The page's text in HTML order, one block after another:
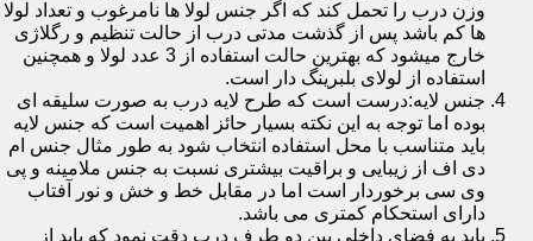
وزن درب را تحمل کند که اگر جنس لولا ها نامرغوب و تعداد لولا
ها کم باشد پس از گذشت مدتی درب از حالت تنظیم و رگلاژی
خارج میشود که بهترین حالت استفاده از 3 عدد لولا و همچنین
استفاده از لولای بلبرینگ دار است.
جنس لایه:درست است که طرح لایه درب به صورت سلیقه ای
بوده اما توجه به این نکته بسیار حائز اهمیت است که جنس لایه
باید متناسب با محل استفاده انتخاب شود به طور مثال جنس ام
دی اف از زیبایی و براقیت بیشتری نسبت به جنس ملامینه و پی
وی سی برخوردار است اما در مقابل خط و خش و نور آفتاب
دارای استحکام کمتری می باشد.
باید به فضای داخلی بین دو طرف درب دقت نمود که باید از